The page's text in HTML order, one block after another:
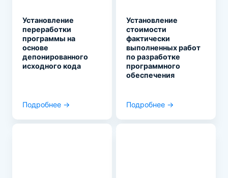
Установление
переработки
программы на
основе
депонированного
исходного кода
Подробнее →
Установление
стоимости
фактически
выполненных работ
по разработке
программного
обеспечения
Подробнее →